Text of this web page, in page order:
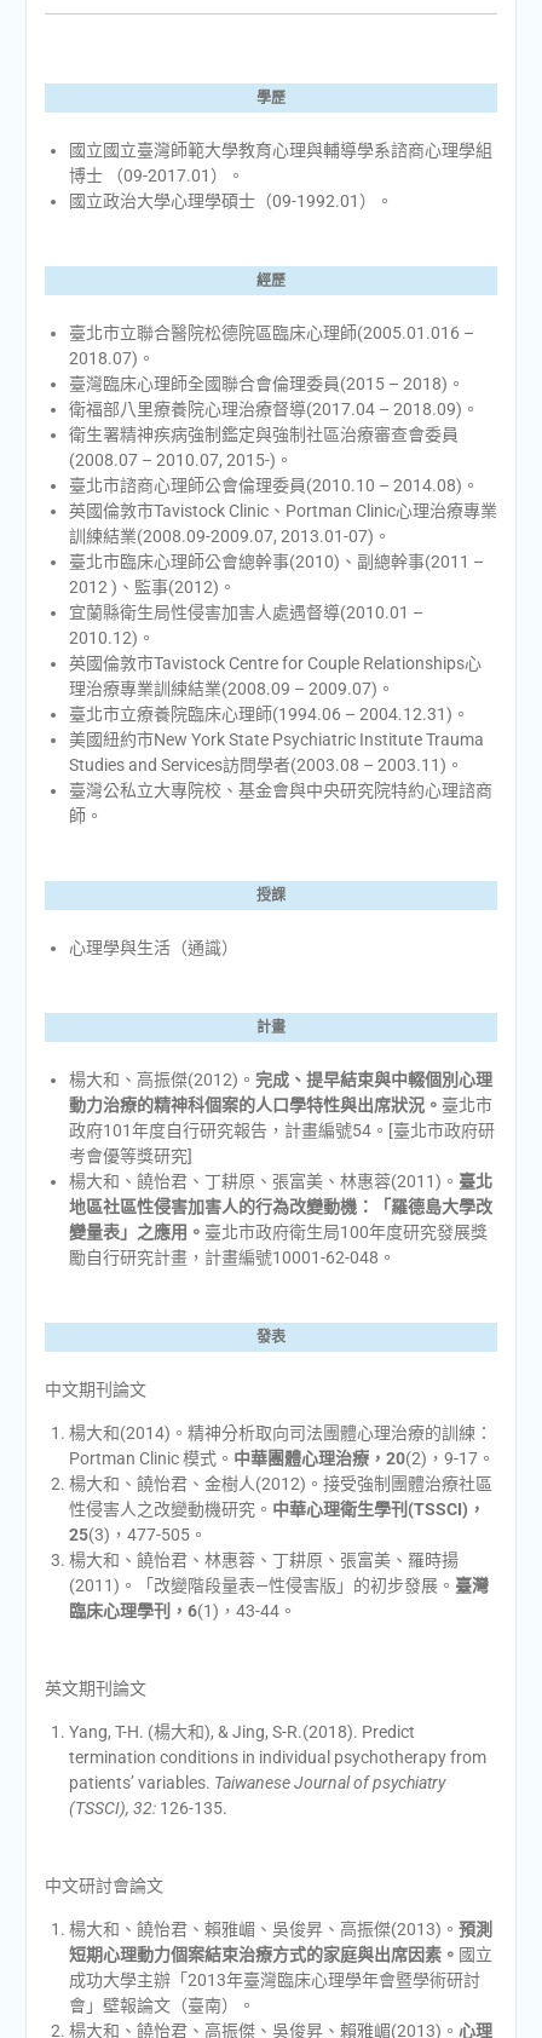
學歷
國立國立臺灣師範大學教育心理與輔導學系諮商心理學組
博士 （09-2017.01）。
國立政治大學心理學碩士（09-1992.01）。
經歷
臺北市立聯合醫院松德院區臨床心理師(2005.01.016 –
2018.07)。
臺灣臨床心理師全國聯合會倫理委員(2015 – 2018)。
衛福部八里療養院心理治療督導(2017.04 – 2018.09)。
衛生署精神疾病強制鑑定與強制社區治療審查會委員
(2008.07 – 2010.07, 2015-)。
臺北市諮商心理師公會倫理委員(2010.10 – 2014.08)。
英國倫敦市Tavistock Clinic、Portman Clinic心理治療專業
訓練結業(2008.09-2009.07, 2013.01-07)。
臺北市臨床心理師公會總幹事(2010)、副總幹事(2011 –
2012 )、監事(2012)。
宜蘭縣衛生局性侵害加害人處遇督導(2010.01 –
2010.12)。
英國倫敦市Tavistock Centre for Couple Relationships心
理治療專業訓練結業(2008.09 – 2009.07)。
臺北市立療養院臨床心理師(1994.06 – 2004.12.31)。
美國紐約市New York State Psychiatric Institute Trauma
Studies and Services訪問學者(2003.08 – 2003.11)。
臺灣公私立大專院校、基金會與中央研究院特約心理諮商
師。
授課
心理學與生活（通識）
計畫
楊大和、高振傑(2012)。 完成、提早結束與中輟個別心理
動力治療的精神科個案的人口學特性與出席狀況。 臺北市
政府101年度自行研究報告，計畫編號54。[臺北市政府研
考會優等獎研究]
楊大和、饒怡君、丁耕原、張富美、林惠蓉(2011)。 臺北
地區社區性侵害加害人的行為改變動機：「羅德島大學改
變量表」之應用。 臺北市政府衛生局100年度研究發展獎
勵自行研究計畫，計畫編號10001-62-048。
發表
中文期刊論文
楊大和(2014)。精神分析取向司法團體心理治療的訓練：
Portman Clinic 模式。 中華團體心理治療， 20(2)，9-17。
楊大和、饒怡君、金樹人(2012)。接受強制團體治療社區
性侵害人之改變動機研究。 中華心理衛生學刊 (TSSCI) ，
25(3)，477-505。
楊大和、饒怡君、林惠蓉、丁耕原、張富美、羅時揚
(2011)。「改變階段量表—性侵害版」的初步發展。 臺灣
臨床心理學刊， 6(1)，43-44。
英文期刊論文
Yang, T-H. (楊大和), & Jing, S-R.(2018). Predict
termination conditions in individual psychotherapy from
patients’ variables. Taiwanese Journal of psychiatry
(TSSCI), 32:126-135.
中文研討會論文
楊大和、饒怡君、賴雅嵋、吳俊昇、高振傑(2013)。 預測
短期心理動力個案結束治療方式的家庭與出席因素。 國立
成功大學主辦「2013年臺灣臨床心理學年會暨學術研討
會」壁報論文（臺南）。
楊大和、饒怡君、高振傑、吳俊昇、賴雅嵋(2013)。 心理